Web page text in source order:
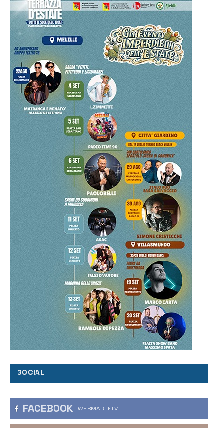
SOCIAL
FACEBOOK WEBMARTETV